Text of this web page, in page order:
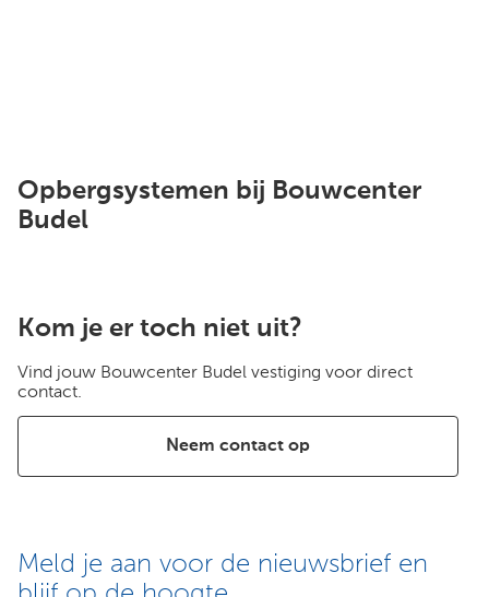
Opbergsystemen bij Bouwcenter
Budel
Kom je er toch niet uit?
Vind jouw Bouwcenter Budel vestiging voor direct
contact.
Neem contact op
Meld je aan voor de nieuwsbrief en